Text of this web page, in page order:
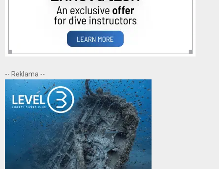
-- Reklama --